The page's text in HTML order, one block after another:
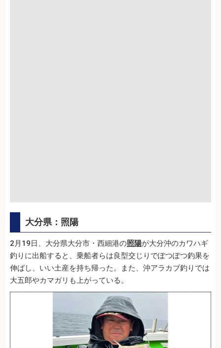
大分県：照陽
2月19日、大分県大分市・西細港の照陽が大分沖のカワハギ
釣りに出船すると、乗船者らは良型交じりでぽつぽつ釣果を
伸ばし、いい土産を持ち帰った。また、沖アラカブ釣りでは
大五郎やカマガリも上がっている。